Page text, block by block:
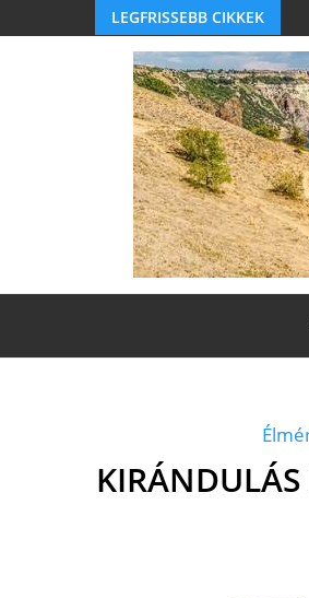
LEGFRISSEBB CIKKEK
KIRÁNDULÁS